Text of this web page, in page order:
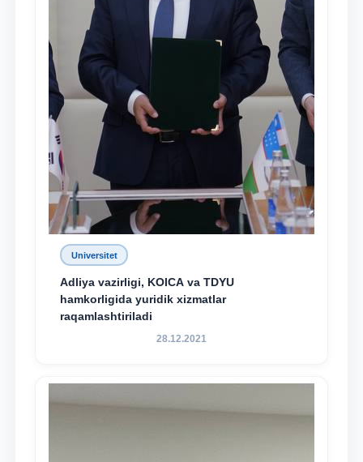
Universitet
Adliya vazirligi, KOICA va TDYU
hamkorligida yuridik xizmatlar
raqamlashtiriladi
28.12.2021